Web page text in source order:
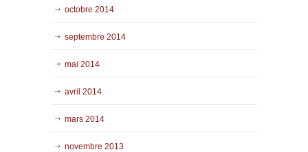
octobre 2014
septembre 2014
mai 2014
avril 2014
mars 2014
novembre 2013